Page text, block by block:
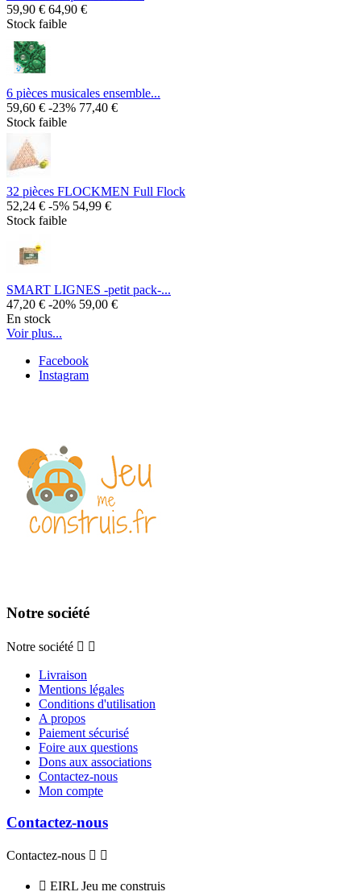
59,90 € 64,90 €
Stock faible
6 pièces musicales ensemble...
59,60 € -23% 77,40 €
Stock faible
32 pièces FLOCKMEN Full Flock
52,24 € -5% 54,99 €
Stock faible
SMART LIGNES -petit pack-...
47,20 € -20% 59,00 €
En stock
Voir plus...
Facebook
Instagram
Notre société
Notre société  
Livraison
Mentions légales
Conditions d'utilisation
A propos
Paiement sécurisé
Foire aux questions
Dons aux associations
Contactez-nous
Mon compte
Contactez-nous
Contactez-nous  
 EIRL Jeu me construis